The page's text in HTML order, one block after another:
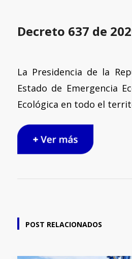
Decreto 637 de
La Presidencia de la
Estado de Emergencia
Ecológica en todo el